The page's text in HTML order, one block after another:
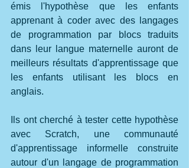
émis l'hypothèse que les enfants
apprenant à coder avec des langages
de programmation par blocs traduits
dans leur langue maternelle auront de
meilleurs résultats d'apprentissage que
les enfants utilisant les blocs en
anglais.
Ils ont cherché à tester cette hypothèse
avec Scratch, une communauté
d'apprentissage informelle construite
autour d'un langage de programmation